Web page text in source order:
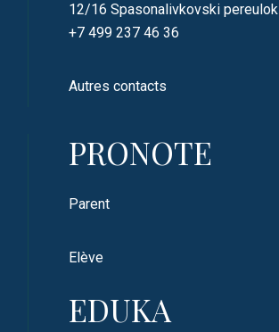
12/16 Spasonalivkovski pereulok
+7 499 237 46 36
Autres contacts
PRONOTE
Parent
Elève
EDUKA